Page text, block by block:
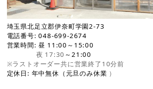
埼玉県北足立郡伊奈町学園2-73
電話番号: 048-699-2674
営業時間: 昼 11:00～15:00
夜 17:30 ～21:00
※ラストオーダー共に営業終了10分前
定休日: 年中無休（元旦のみ休業 ）